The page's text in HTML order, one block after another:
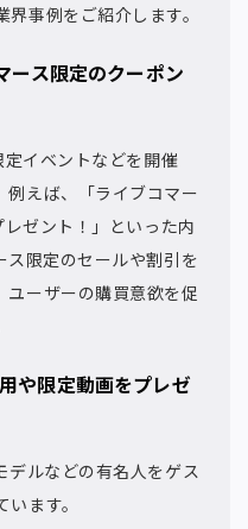
事例をご紹介します。
ース限定のクーポン
イベントなどを開催
例えば、「ライブコマー
ゼント！」といった内
ス限定のセールや割引を
ユーザーの購買意欲を促
や限定動画をプレゼ
デルなどの有名人をゲス
ます。